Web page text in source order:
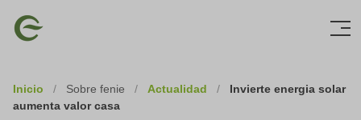
Imagen
Inicio / Sobre fenie / Actualidad /
Invierte energia solar
aumenta valor casa